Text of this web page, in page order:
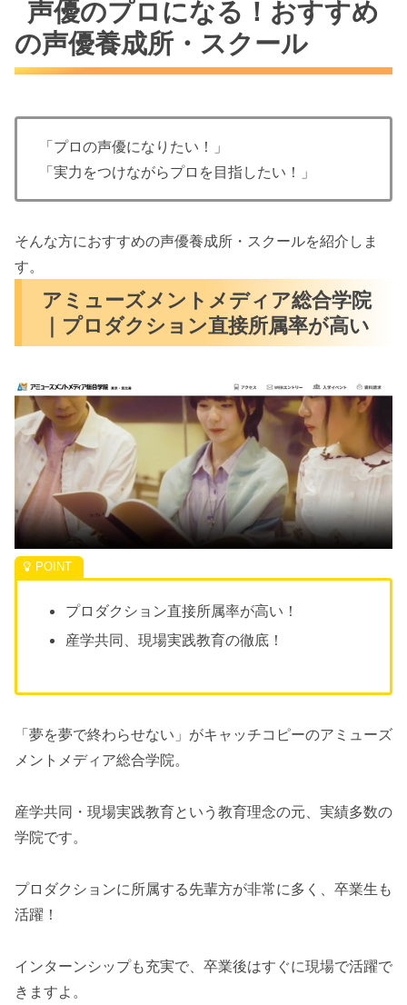
声優のプロになる！おすすめ
の声優養成所・スクール
「プロの声優になりたい！」
「実力をつけながらプロを目指したい！」
そんな方におすすめの声優養成所・スクールを紹介しま
す。
アミューズメントメディア総合学院
｜プロダクション直接所属率が高い
プロダクション直接所属率が高い！
産学共同、現場実践教育の徹底！
「夢を夢で終わらせない」がキャッチコピーのアミューズ
メントメディア総合学院。
産学共同・現場実践教育という教育理念の元、実績多数の
学院です。
プロダクションに所属する先輩方が非常に多く、卒業生も
活躍！
インターンシップも充実で、卒業後はすぐに現場で活躍で
きますよ。